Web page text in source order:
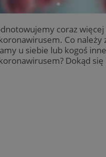
coraz
Co należy
u siebie lub kogoś
Dokąd się